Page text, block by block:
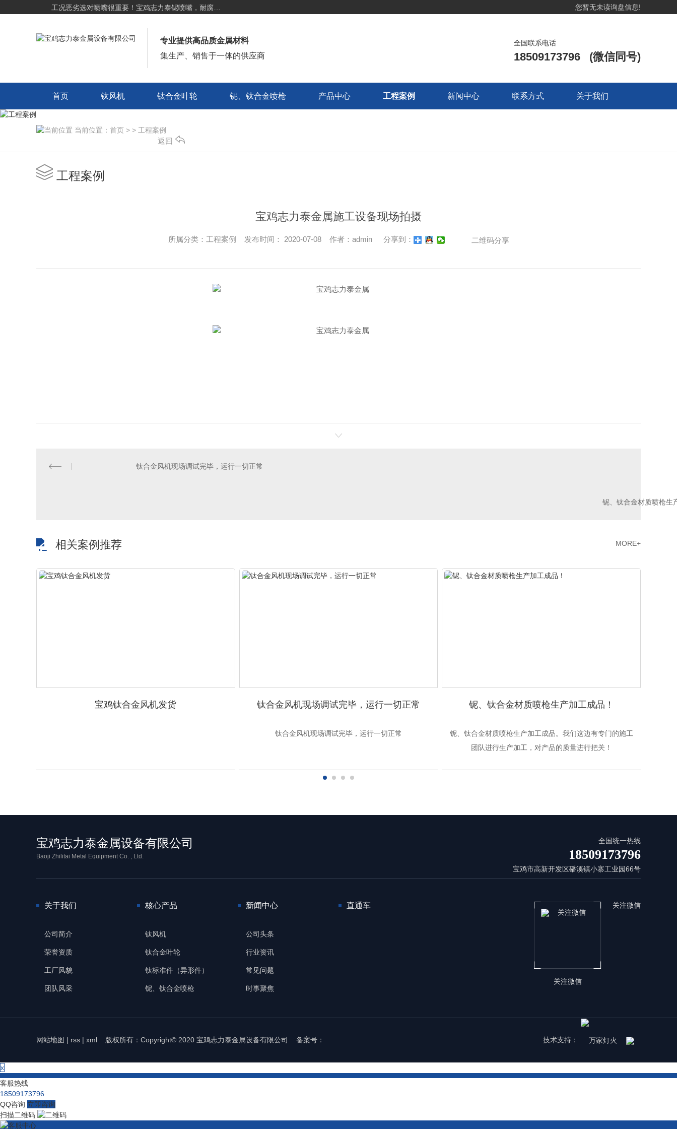
工况恶劣选对喷嘴很重要！宝鸡志力泰铌喷嘴，耐腐耐高温更耐用
您暂无未读询盘信息!
专业提供高品质金属材料
集生产、销售于一体的供应商
全国联系电话
18509173796 (微信同号)
首页 钛风机 钛合金叶轮 铌、钛合金喷枪 产品中心 工程案例 新闻中心 联系方式 关于我们
当前位置： 首页 > > 工程案例
返回
工程案例
宝鸡志力泰金属施工设备现场拍摄
所属分类：工程案例 发布时间： 2020-07-08 作者：admin 分享到： 二维码分享
钛合金风机现场调试完毕，运行一切正常
铌、钛合金材质喷枪生
相关案例推荐 MORE+
宝鸡钛合金风机发货 钛合金风机现场调试完毕，运行一切正常
钛合金风机现场调试完毕，运行一切正常
铌、钛合金材质喷枪生产加工成品！
铌、钛合金材质喷枪生产加工成品。我们这边有专门的施工
团队进行生产加工，对产品的质量进行把关！
宝鸡志力泰金属设备有限公司
Baoji Zhilitai Metal Equipment Co. , Ltd.
全国统一热线
18509173796
宝鸡市高新开发区磻溪镇小寨工业园66号
关于我们
公司简介
荣誉资质
工厂风貌
团队风采
核心产品
钛风机
钛合金叶轮
钛标准件（异形件）
铌、钛合金喷枪
新闻中心
公司头条
行业资讯
常见问题
时事聚焦
直通车
关注微信
关注微信
网站地图 | rss | xml 版权所有：Copyright© 2020 宝鸡志力泰金属设备有限公司 备案号： 技术支持：
x
客服热线
18509173796
QQ咨询 立即咨询
扫描二维码